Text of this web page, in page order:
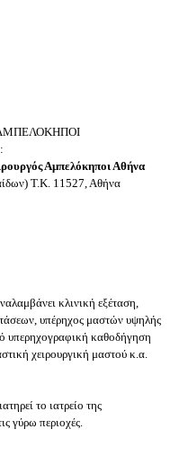
Αμπελόκηποι Αθήνα
Τ.Κ. 11527, Αθήνα
κλινική εξέταση,
υπέρηχος μαστών υψηλής
υπερηχογραφική καθοδήγηση
χειρουργική μαστού κ.α.
το ιατρείο της
γύρω περιοχές.